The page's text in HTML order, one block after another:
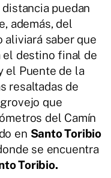
puedan
además, del
aliviará saber que
el destino final de
el Puente de la
resaltadas de
que
del Camín
en Santo Toribio
se encuentra
Toribio.